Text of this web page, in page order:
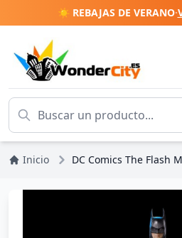
☀️ REBAJAS DE VERANO·
Inicio